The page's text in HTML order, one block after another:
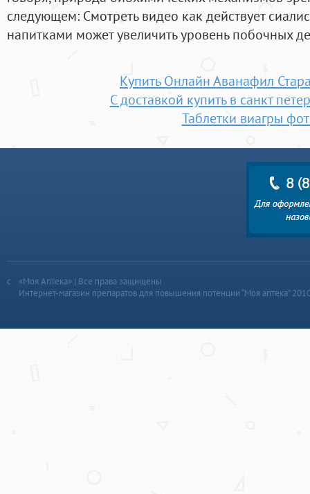
следующем: Смотреть видео как действует
напитками может увеличить уровень побочных
Купить Онлайн Аванафил
С доставкой купить в санкт
Таблетки виагры
«Моя Аптека» | Все права защищены
Интернет-магазин препаратов для повышения потенции “Моя аптека”